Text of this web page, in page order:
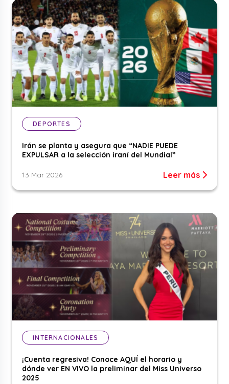
DEPORTES
Irán se planta y asegura que “NADIE PUEDE
EXPULSAR a la selección iraní del Mundial”
13 Mar 2026 Leer más
INTERNACIONALES
¡Cuenta regresiva! Conoce AQUÍ el horario y
dónde ver EN VIVO la preliminar del Miss Universo
2025